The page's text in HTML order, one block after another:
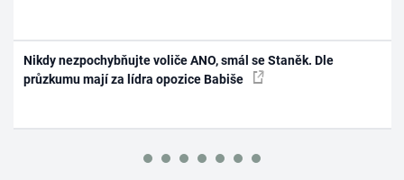
Nikdy nezpochybňujte voliče ANO, smál se Staněk. Dle
průzkumu mají za lídra opozice Babiše